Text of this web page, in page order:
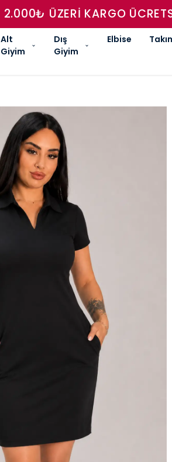
2.000₺ ÜZERI KARGO
Alt
Giyim
Dış
Giyim
Elbise